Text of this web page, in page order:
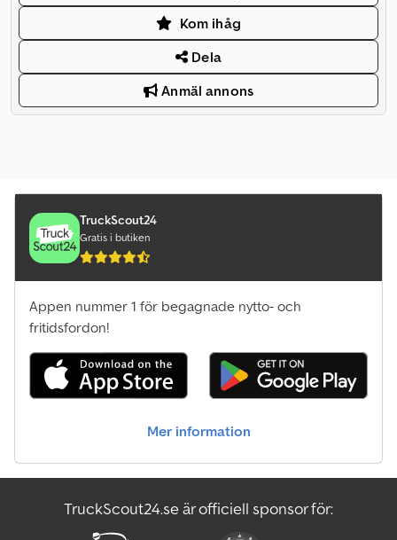
Kom ihåg
Dela
Anmäl annons
TruckScout24
Gratis i butiken
Appen nummer 1 för begagnade nytto- och
fritidsfordon!
Mer information
TruckScout24.se är officiell sponsor för: